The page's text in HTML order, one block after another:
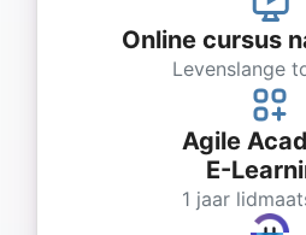
Online cursus
Levenslange
Agile
E-
1 jaar